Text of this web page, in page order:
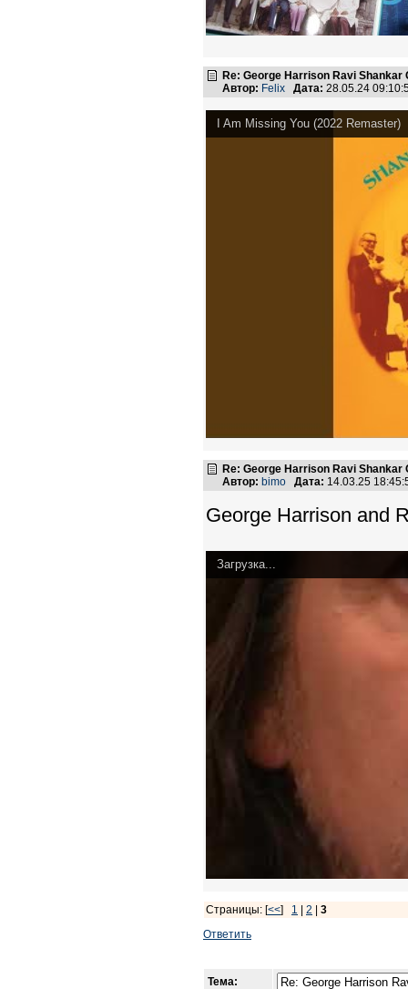
Re: George Harrison Ravi
Автор: Felix Дата: 28.05.24
I Am Missing You (2022 Remaster)
Re: George Harrison Ravi
Автор: bimo Дата: 14.03.25
George Harrison and
Загрузка...
Страницы: [<<] 1 2
3
Ответить
Тема: